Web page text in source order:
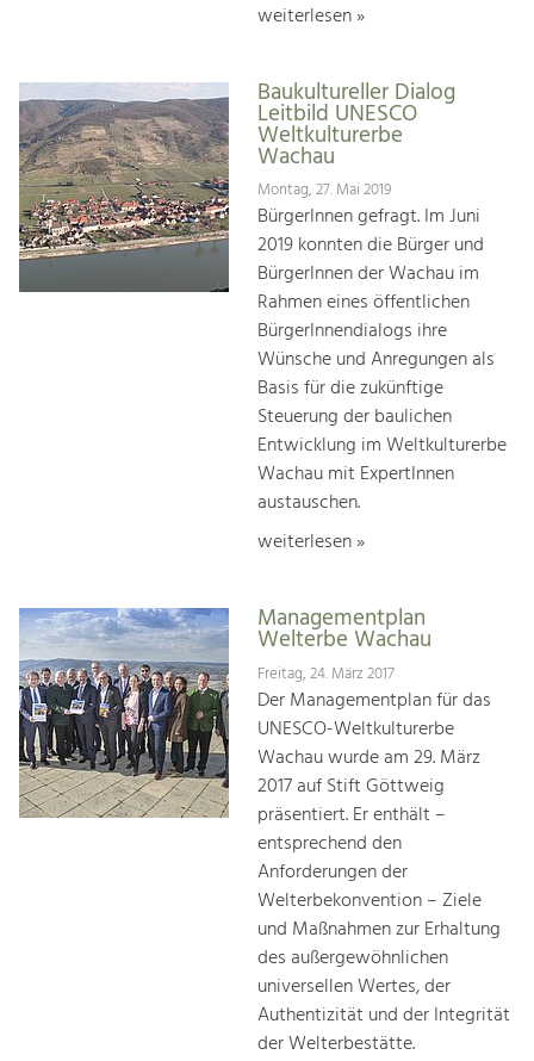
weiterlesen »
Baukultureller Dialog
Leitbild UNESCO
Weltkulturerbe
Wachau
Montag, 27. Mai 2019
BürgerInnen gefragt. Im Juni
2019 konnten die Bürger und
BürgerInnen der Wachau im
Rahmen eines öffentlichen
BürgerInnendialogs ihre
Wünsche und Anregungen als
Basis für die zukünftige
Steuerung der baulichen
Entwicklung im Weltkulturerbe
Wachau mit ExpertInnen
austauschen.
weiterlesen »
Managementplan
Welterbe Wachau
Freitag, 24. März 2017
Der Managementplan für das
UNESCO-Weltkulturerbe
Wachau wurde am 29. März
2017 auf Stift Göttweig
präsentiert. Er enthält –
entsprechend den
Anforderungen der
Welterbekonvention – Ziele
und Maßnahmen zur Erhaltung
des außergewöhnlichen
universellen Wertes, der
Authentizität und der Integrität
der Welterbestätte.